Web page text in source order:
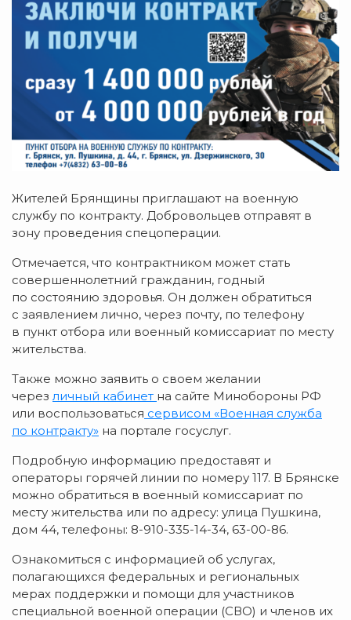
Жителей Брянщины приглашают на военную
службу по контракту. Добровольцев отправят в
зону проведения спецоперации.
Отмечается, что контрактником может стать
совершеннолетний гражданин, годный
по состоянию здоровья. Он должен обратиться
с заявлением лично, через почту, по телефону
в пункт отбора или военный комиссариат по месту
жительства.
Также можно заявить о своем желании
через личный кабинет на сайте Минобороны РФ
или воспользоваться сервисом «Военная служба
по контракту» на портале госуслуг.
Подробную информацию предоставят и
операторы горячей линии по номеру 117. В Брянске
можно обратиться в военный комиссариат по
месту жительства или по адресу: улица Пушкина,
дом 44, телефоны: 8-910-335-14-34, 63-00-86.
Ознакомиться с информацией об услугах,
полагающихся федеральных и региональных
мерах поддержки и помощи для участников
специальной военной операции (СВО) и членов их